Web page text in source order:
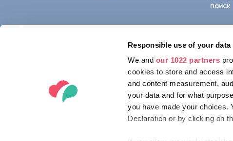
Responsible use of your data
We and our 1022 partners
cookies to store and access
and content measurement,
your data and for what
you have made your choices.
Declaration or by clicking on
ПОИСК
1123
+36